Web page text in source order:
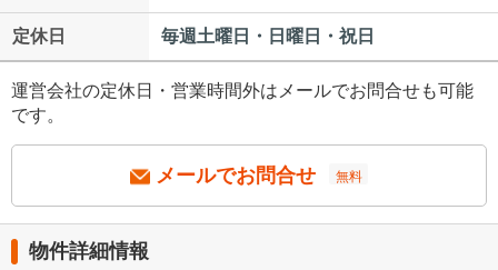
定休日 毎週土曜日・日曜日・祝日
運営会社の定休日・営業時間外はメールでお問合せも可能
です。
メールでお問合せ 無料
物件詳細情報